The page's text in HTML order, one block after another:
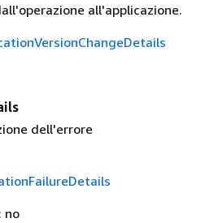
all'applicazione.
dell'errore
no